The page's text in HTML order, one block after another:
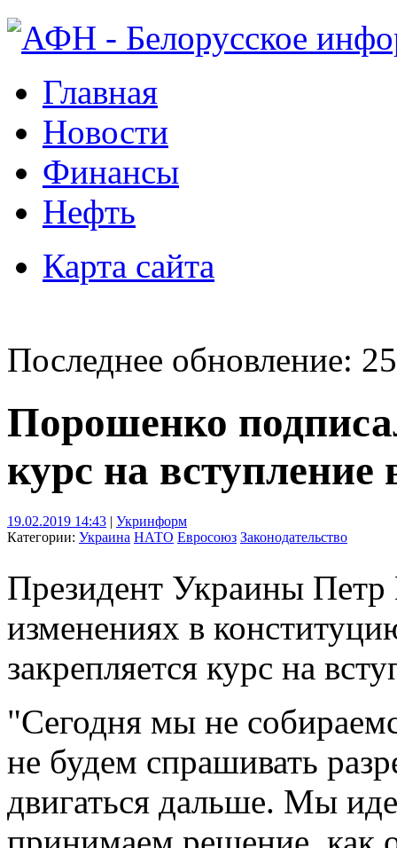
Главная
Новости
Финансы
Нефть
Карта сайта
Последнее обновление:
Порошенко
курс на
19.02.2019 14:43 | Укринформ
Категории: Украина НАТО Евросоюз Законодательство
Президент Украины
изменениях в
закрепляется курс на
"Сегодня мы не
не будем спрашивать
двигаться дальше. Мы